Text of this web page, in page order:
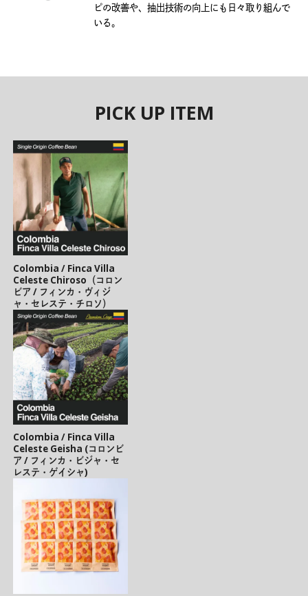
ピの改善や、抽出技術の向上にも日々取り組んで
いる。
PICK UP ITEM
Colombia / Finca Villa
Celeste Chiroso（コロン
ビア / フィンカ・ヴィジ
ャ・セレステ・チロソ）
Colombia / Finca Villa
Celeste Geisha (コロンビ
ア / フィンカ・ビジャ・セ
レステ・ゲイシャ)